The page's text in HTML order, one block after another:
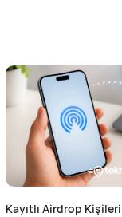
Kayıtlı Airdrop